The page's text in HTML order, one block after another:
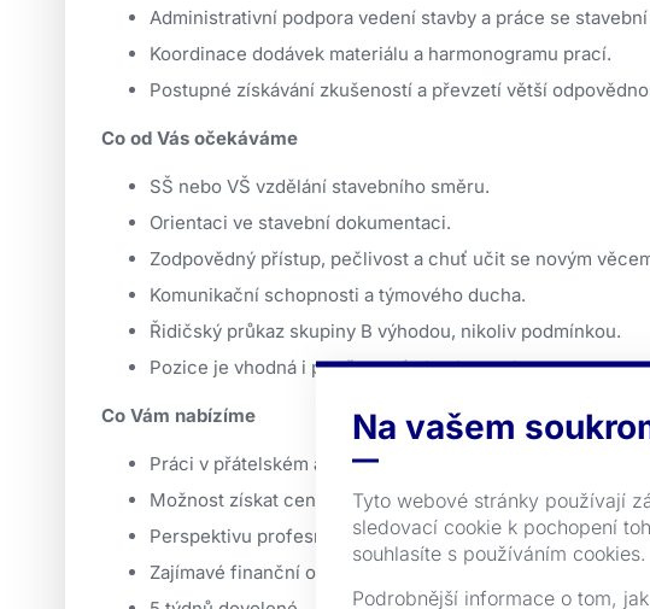
Na vašem
Tyto webové stránky používají
sledovací cookie k pochopení
souhlasíte s používáním cookies.
Podrobnější informace o tom,
Administrativní podpora vedení stavby a práce se
Koordinace dodávek materiálu a harmonogramu prací.
Postupné získávání zkušeností a převzetí větší
Co od Vás očekáváme
SŠ nebo VŠ vzdělání stavebního směru.
Orientaci ve stavební dokumentaci.
Zodpovědný přístup, pečlivost a chuť učit se novým
Komunikační schopnosti a týmového ducha.
Řidičský průkaz skupiny B výhodou, nikoliv podmínkou.
Pozice je vhodná i pro čerstvé absolventy bez praxe.
Co Vám nabízíme
Práci v přátelském a sehraném kolektivu.
Možnost získat cennou praxi pod vedením zkušených
Perspektivu profesního růstu na pozici stavbyvedoucího.
Zajímavé finanční ohodnocení a prémie v závislosti na